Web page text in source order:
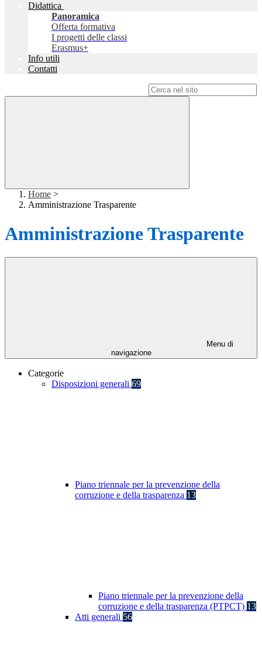
Didattica
Panoramica
Offerta formativa
I progetti delle classi
Erasmus+
Info utili
Contatti
Home >
Amministrazione Trasparente
Amministrazione Trasparente
Menu di
navigazione
Categorie
Disposizioni generali 69
Piano triennale per la prevenzione della
corruzione e della trasparenza 13
Piano triennale per la prevenzione della
corruzione e della trasparenza (PTPCT) 13
Atti generali 56